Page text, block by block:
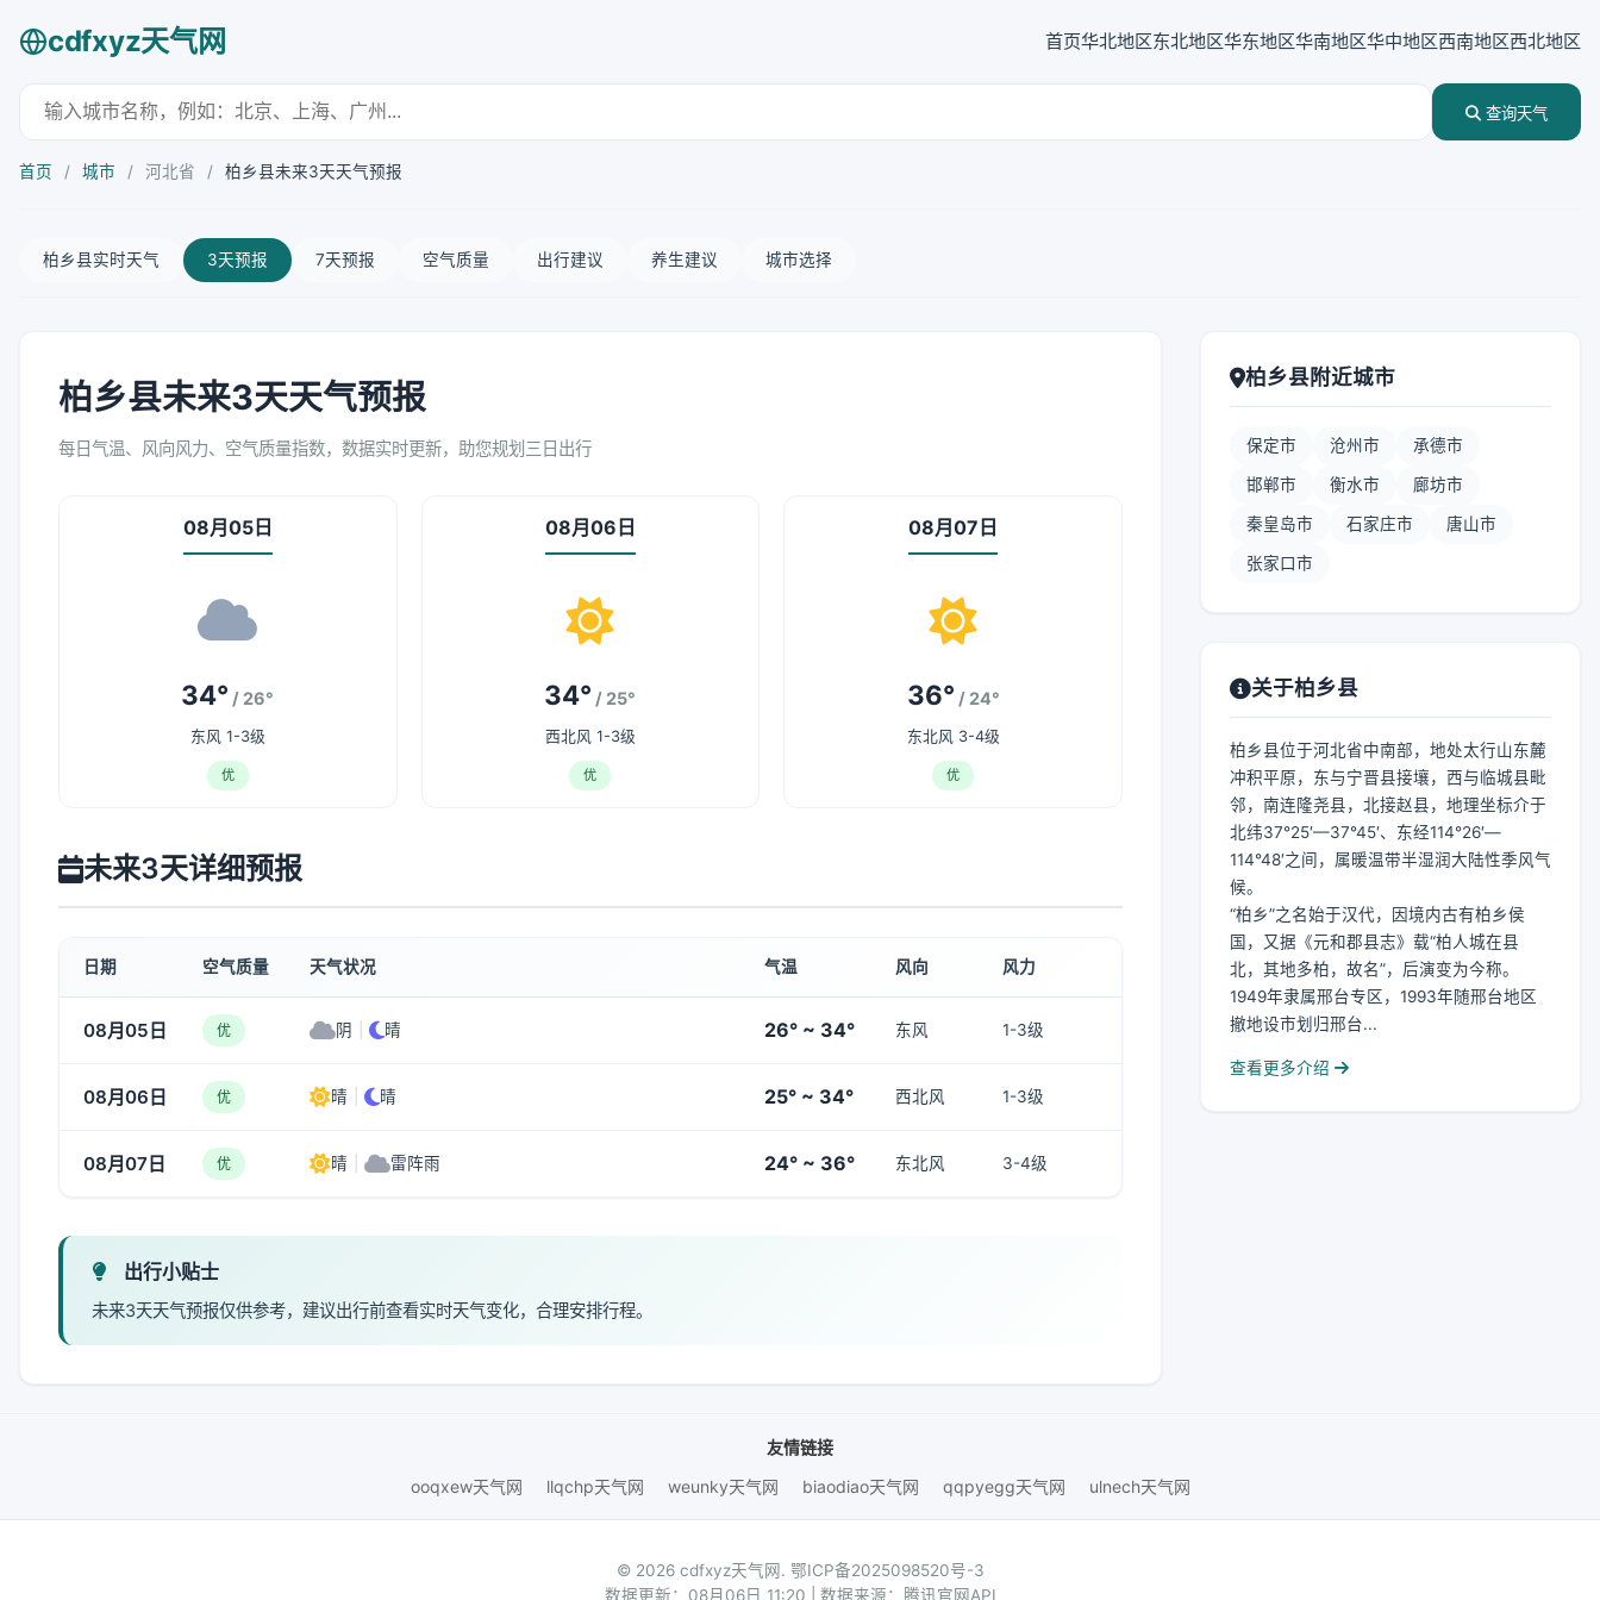
cdfxyz天气网 首页华北地区东北地区华东地区华南地区华中地区西南地区西北地区
查询天气
首页 / 城市 / 河北省 / 柏乡县未来3天天气预报
柏乡县实时天气 3天预报 7天预报 空气质量 出行建议 养生建议 城市选择
柏乡县未来3天天气预报
每日气温、风向风力、空气质量指数，数据实时更新，助您规划三日出行
08月05日
34° / 26°
东风 1-3级
优
08月06日
34° / 25°
西北风 1-3级
优
08月07日
36° / 24°
东北风 3-4级
优
未来3天详细预报
日期 空气质量 天气状况 气温 风向 风力
08月05日 优 阴 晴 26° ~ 34° 东风 1-3级
08月06日 优 晴 晴 25° ~ 34° 西北风 1-3级
08月07日 优 晴 雷阵雨 24° ~ 36° 东北风 3-4级
出行小贴士
未来3天天气预报仅供参考，建议出行前查看实时天气变化，合理安排行程。
柏乡县附近城市
保定市 沧州市 承德市
邯郸市 衡水市 廊坊市
秦皇岛市 石家庄市 唐山市
张家口市
关于柏乡县
柏乡县位于河北省中南部，地处太行山东麓
冲积平原，东与宁晋县接壤，西与临城县毗
邻，南连隆尧县，北接赵县，地理坐标介于
北纬37°25′—37°45′、东经114°26′—
114°48′之间，属暖温带半湿润大陆性季风气
候。
“柏乡”之名始于汉代，因境内古有柏乡侯
国，又据《元和郡县志》载“柏人城在县
北，其地多柏，故名”，后演变为今称。
1949年隶属邢台专区，1993年随邢台地区
撤地设市划归邢台...
查看更多介绍
友情链接
ooqxew天气网
llqchp天气网 weunky天气网 biaodiao天气网 qqpyegg天气网 ulnech天气网
© 2026 cdfxyz天气网. 鄂ICP备2025098520号-3
数据更新：08月06日 11:20 | 数据来源：腾讯官网API